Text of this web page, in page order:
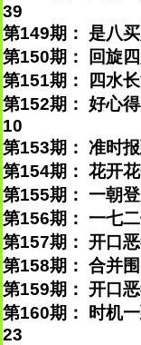
39
第149期： 是八
第150期： 回旋
第151期： 四水
第152期： 好心
10
第153期： 准时
第154期： 花开
第155期： 一朝
第156期： 一七
第157期： 开口
第158期： 合并
第159期： 开口
第160期： 时机
23